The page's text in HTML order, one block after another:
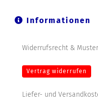
Informationen
Widerrufsrecht &
Vertrag widerrufen
Liefer- und